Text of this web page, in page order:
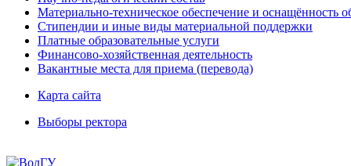
Материально-техническое обеспечение и оснащённость
Стипендии и иные виды материальной поддержки
Платные образовательные услуги
Финансово-хозяйственная деятельность
Вакантные места для приема (перевода)
Карта сайта
Выборы ректора